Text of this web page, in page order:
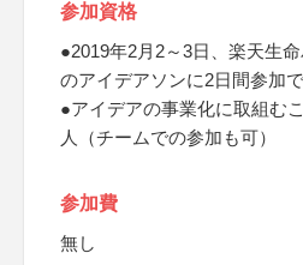
参加資格
●2019年2月2～3日、楽天生
のアイデアソンに2日間参加
●アイデアの事業化に取組む
人（チームでの参加も可）
参加費
無し